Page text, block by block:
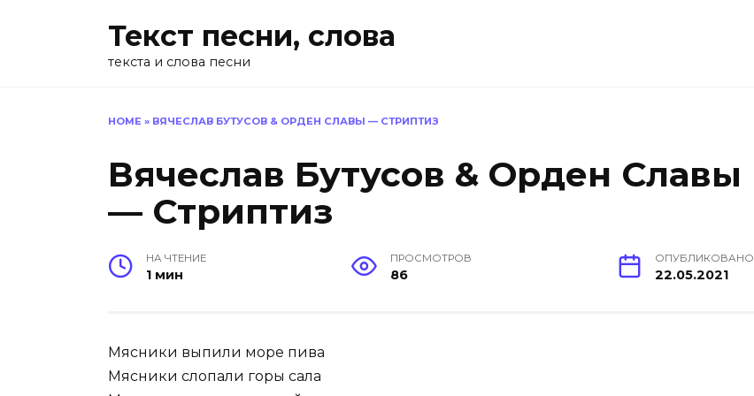
Текст песни, слова
текста и слова песни
HOME » ВЯЧЕСЛАВ БУТУСОВ & ОРДЕН СЛАВЫ — СТРИПТИЗ
Вячеслав Бутусов & Орден Славы
— Стриптиз
НА ЧТЕНИЕ
1 мин
ПРОСМОТРОВ
86
ОПУБЛИКОВАНО
22.05.2021
Мясники выпили море пива
Мясники слопали горы сала